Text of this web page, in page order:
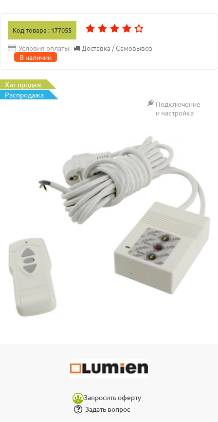
Код товара : 177055
Условия оплаты Доставка / Самовывоз
В наличии
Хит продаж
Распродажа
Подключение
и настройка
Запросить оферту
Задать вопрос